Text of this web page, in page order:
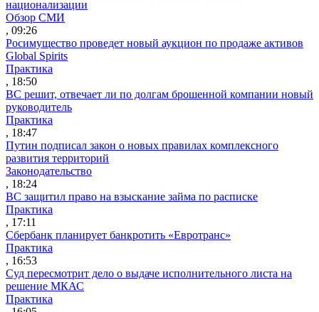
национализации
Обзор СМИ
, 09:26
Росимущество проведет новый аукцион по продаже активов
Global Spirits
Практика
, 18:50
ВС решит, отвечает ли по долгам брошенной компании новый
руководитель
Практика
, 18:47
Путин подписал закон о новых правилах комплексного
развития территорий
Законодательство
, 18:24
ВС защитил право на взыскание займа по расписке
Практика
, 17:11
Сбербанк планирует банкротить «Евротранс»
Практика
, 16:53
Суд пересмотрит дело о выдаче исполнительного листа на
решение МКАС
Практика